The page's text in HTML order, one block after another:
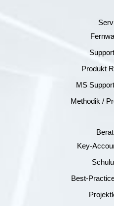
Produkt
MS
Methodik /
Key-
Best-